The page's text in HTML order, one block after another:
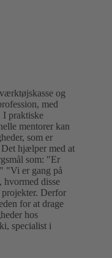
og
med
I praktiske
mentorer kan
som er
hjælper med at
som: "Er
"Vi er gang på
hvormed disse
projekter. Derfor
for at drage
hos
specialist i